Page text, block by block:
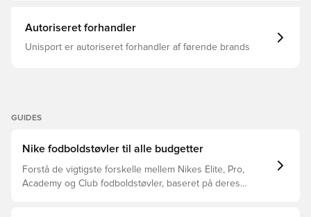
Autoriseret forhandler
Unisport er autoriseret forhandler af førende brands
GUIDES
Nike fodboldstøvler til alle budgetter
Forstå de vigtigste forskelle mellem Nikes Elite, Pro,
Academy og Club fodboldstøvler, baseret på deres